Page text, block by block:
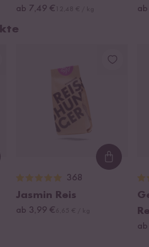
ab 7,49 €
368
Jasmin Reis
ab 3,99 €